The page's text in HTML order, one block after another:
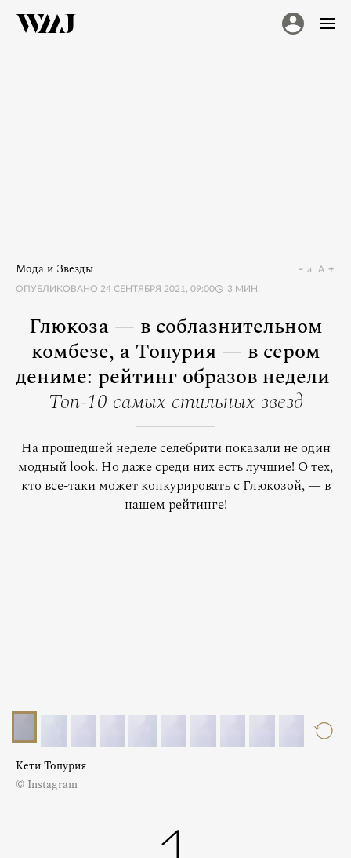
Мода и Звезды
ОПУБЛИКОВАНО 24 СЕНТЯБРЯ 2021, 09:00 3 МИН.
a A
Глюкоза — в соблазнительном
комбезе, а Топурия — в сером
дениме: рейтинг образов недели
Топ-10 самых стильных звезд
На прошедшей неделе селебрити показали не один
модный look. Но даже среди них есть лучшие! О тех,
кто все-таки может конкурировать с Глюкозой, — в
нашем рейтинге!
Кети Топурия
© Instagram